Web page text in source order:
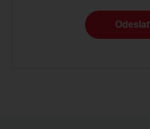
Odeslat